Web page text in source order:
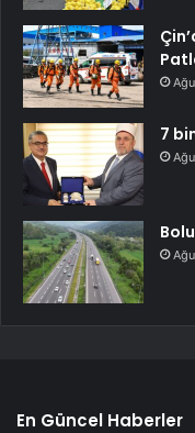
7
En Güncel Haberler